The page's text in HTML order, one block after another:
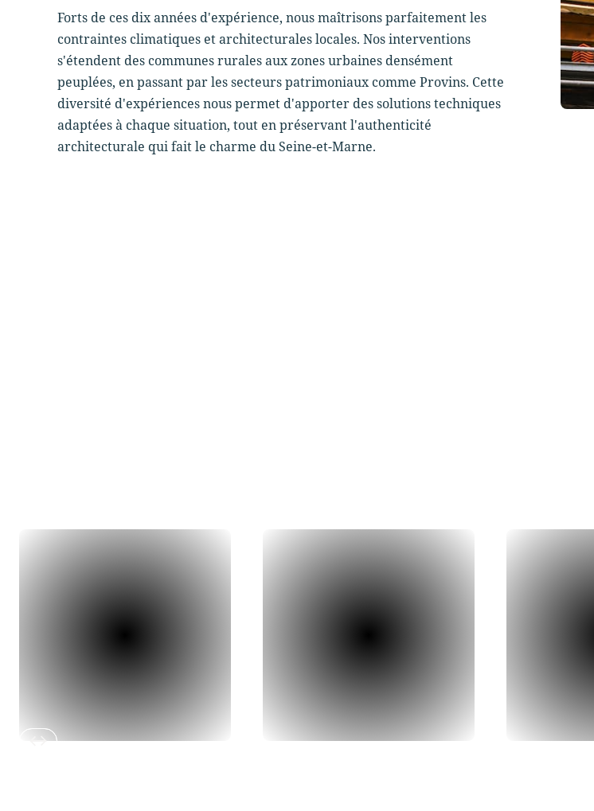
Forts de ces dix années d'expérience, nous maîtrisons parfaitement les
contraintes climatiques et architecturales locales. Nos interventions
s'étendent des communes rurales aux zones urbaines densément
peuplées, en passant par les secteurs patrimoniaux comme Provins. Cette
diversité d'expériences nous permet d'apporter des solutions techniques
adaptées à chaque situation, tout en préservant l'authenticité
architecturale qui fait le charme du Seine-et-Marne.